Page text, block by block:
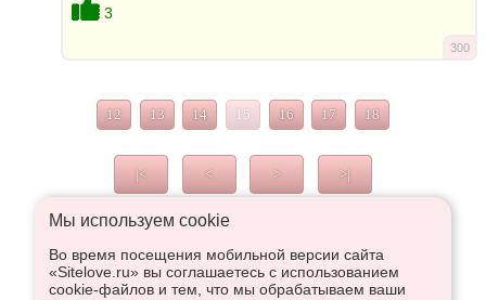
3
300
12 13 14 15 16 17 18
|< < > >|
Что высказаться в Рупор, необходимо войти или
зарегистрироваться:
Мы используем сookie
Во время посещения мобильной версии сайта
«Sitelove.ru» вы соглашаетесь с использованием
cookie-файлов и тем, что мы обрабатываем ваши